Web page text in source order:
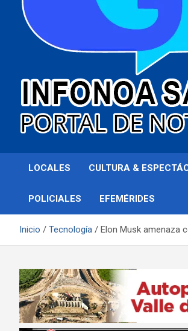
Infonoa Salta
LOCALES CULTURA &
POLICIALES EFEMÉRIDES
Inicio Tecnología Elon Musk amenaza